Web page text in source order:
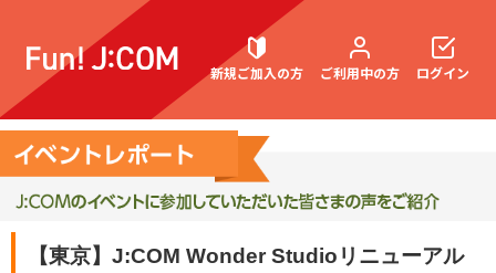
新規ご加入の方 ご利用中の方
契約内容確認・変更
ログイン
【東京】J:COM Wonder Studioリニューアル